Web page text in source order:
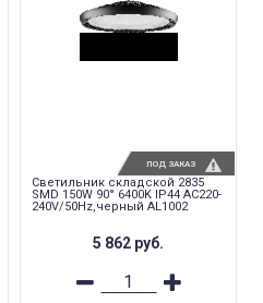
Светильник складской 2835
SMD 150W 90° 6400K IP44 AC220-
240V/50Hz,черный AL1002
5 862 руб.
ПОД ЗАКАЗ